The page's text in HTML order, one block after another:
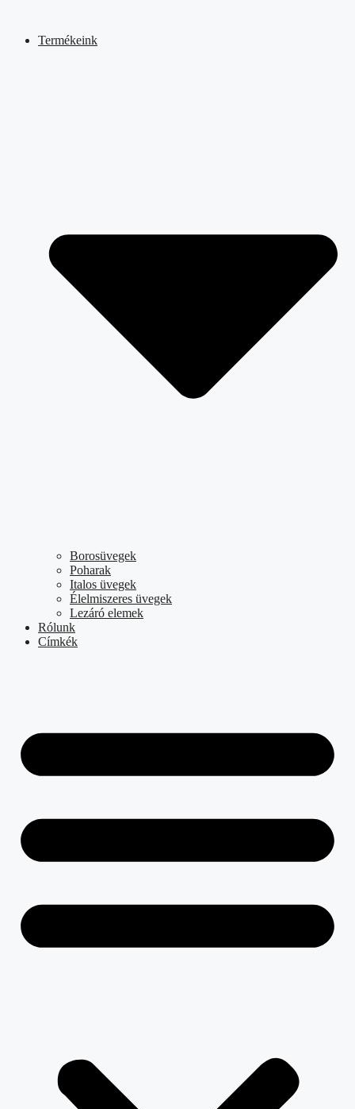
tartalombaTermékeink
Borosüvegek
Poharak
Italos üvegek
Élelmiszeres üvegek
Lezáró elemek
Rólunk
Címkék